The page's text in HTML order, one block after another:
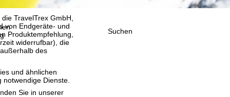
TravelTrex GmbH,
von Endgeräte- und
Produktempfehlung,
widerrufbar), die
des
und ähnlichen
Dienste.
Sie in unserer
Suchen